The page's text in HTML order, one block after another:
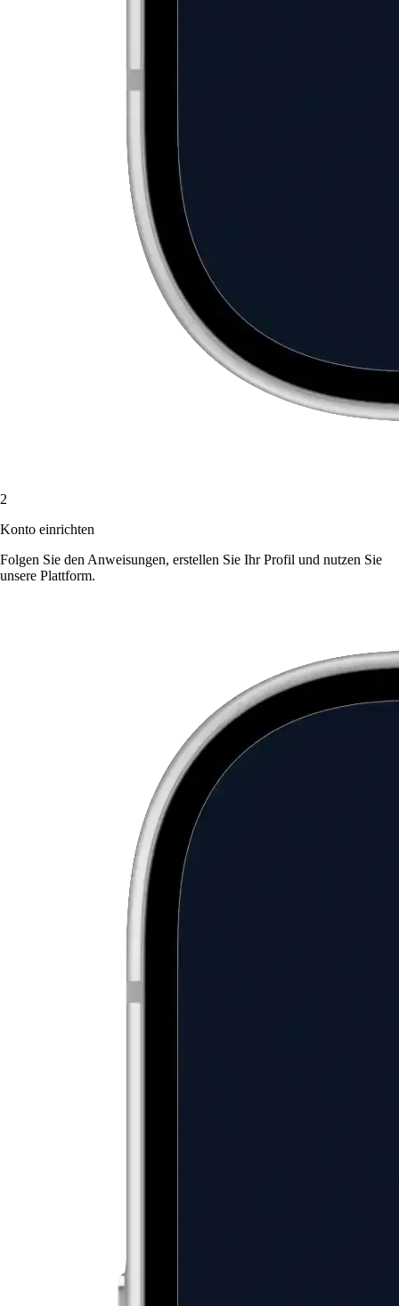
2
Konto einrichten
Folgen Sie den Anweisungen, erstellen Sie Ihr Profil und nutzen Sie
unsere Plattform.